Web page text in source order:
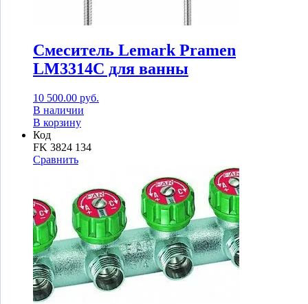
Смеситель Lemark Pramen
LM3314C для ванны
10 500.00 руб.
В наличии
В корзину
Код
FK 3824 134
Сравнить